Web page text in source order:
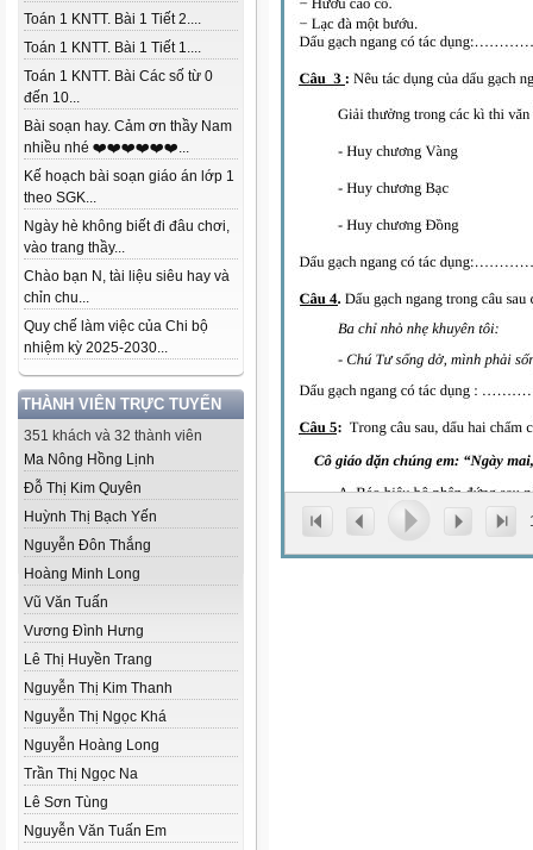
Toán 1 KNTT. Bài 1 Tiết 2....
Toán 1 KNTT. Bài 1 Tiết 1....
Toán 1 KNTT. Bài Các số từ 0
đến 10...
Bài soạn hay. Cảm ơn thầy Nam
nhiều nhé ❤️❤️❤️❤️❤️❤️...
Kế hoạch bài soạn giáo án lớp 1
theo SGK...
Ngày hè không biết đi đâu chơi,
vào trang thầy...
Chào bạn N, tài liệu siêu hay và
chỉn chu...
Quy chế làm việc của Chi bộ
nhiệm kỳ 2025-2030...
THÀNH VIÊN TRỰC TUYẾN
351 khách và 32 thành viên
Ma Nông Hồng Lịnh
Đỗ Thị Kim Quyên
Huỳnh Thị Bạch Yến
Nguyễn Đôn Thắng
Hoàng Minh Long
Vũ Văn Tuấn
Vương Đình Hưng
Lê Thị Huyền Trang
Nguyễn Thị Kim Thanh
Nguyễn Thị Ngọc Khá
Nguyễn Hoàng Long
Trần Thị Ngọc Na
Lê Sơn Tùng
Nguyễn Văn Tuấn Em